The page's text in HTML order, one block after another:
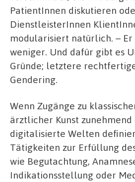
PatientInnen diskutieren
DienstleisterInnen
modularisiert natürlich. –
weniger. Und dafür gibt es
Gründe; letztere
Gendering.
Wenn Zugänge zu
ärztlicher Kunst zunehmend
digitalisierte Welten
Tätigkeiten zur Erfüllung
wie Begutachtung,
Indikationsstellung oder